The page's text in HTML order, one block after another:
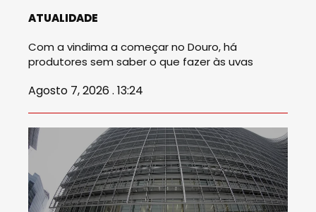
ATUALIDADE
Com a vindima a começar no Douro, há
produtores sem saber o que fazer às uvas
Agosto 7, 2026 . 13:24